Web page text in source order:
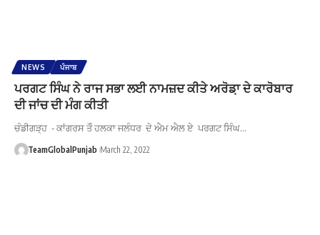
NEWS ਪੰਜਾਬ
ਪਰਗਟ ਸਿੰਘ ਨੇ ਰਾਜ ਸਭਾ ਲਈ ਨਾਮਜ਼ਦ ਕੀਤੇ ਅਰੋਡ਼ਾ ਦੇ ਕਾਰੋਬਾਰ
ਦੀ ਜਾਂਚ ਦੀ ਮੰਗ ਕੀਤੀ
ਚੰਡੀਗੜ੍ਹ - ਕਾਂਗਰਸ ਤੋੰ ਹਲਕਾ ਜਲੰਧਰ ਦੇ ਐਮ ਐਲ ਏ ਪਰਗਟ ਸਿੰਘ…
TeamGlobalPunjab March 22, 2022